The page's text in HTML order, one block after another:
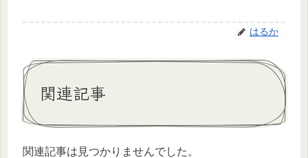
はるか
関連記事
関連記事は見つかりませんでした。